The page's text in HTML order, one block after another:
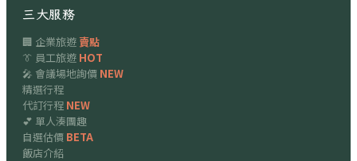
三大服務
🏢 企業旅遊賣點
👔 員工旅遊 HOT
🎤 會議場地詢價 NEW
精選行程
代訂行程 NEW
💕 單人湊團趣
自選估價 BETA
飯店介紹